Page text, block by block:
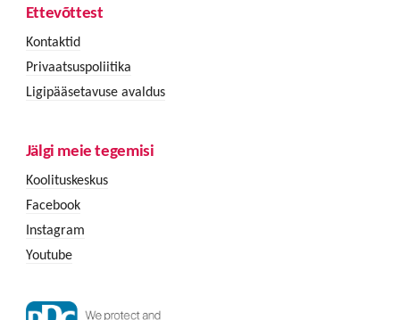
Ettevõttest
Kontaktid
Privaatsuspoliitika
Ligipääsetavuse avaldus
Jälgi meie tegemisi
Koolituskeskus
Facebook
Instagram
Youtube